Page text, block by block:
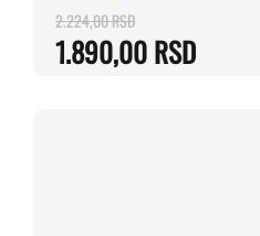
2.224,00RSDOriginalna
cena
1.890,00RSD
Trenutna
cena